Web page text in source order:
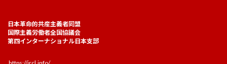
日本革命的共産主義者同盟
国際主義労働者全国協議会
第四インターナショナル日本支部